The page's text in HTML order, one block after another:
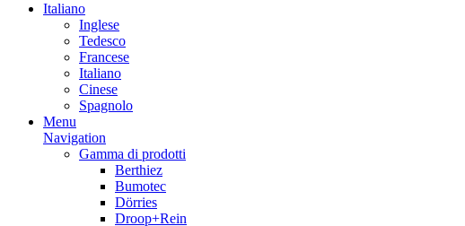
Italiano
Inglese
Tedesco
Francese
Italiano
Cinese
Spagnolo
Menu
Navigation
Gamma di prodotti
Berthiez
Bumotec
Dörries
Droop+Rein